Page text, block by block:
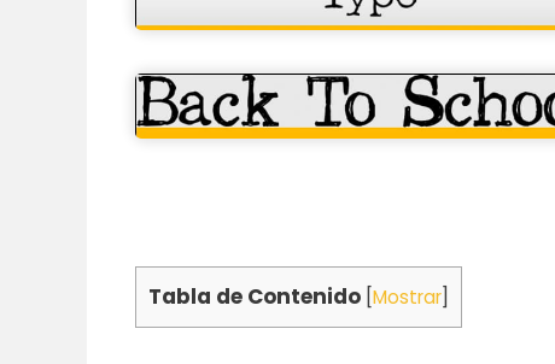
Tabla de Contenido Mostrar